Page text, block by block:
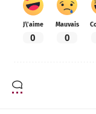
J\'aime
0
Mauvais
0